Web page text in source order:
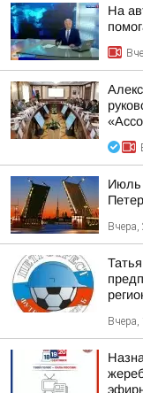
На
Июль
Вчера,
Вчера,